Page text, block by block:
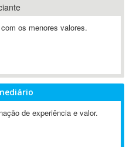
os menores valores.
de experiência e valor.